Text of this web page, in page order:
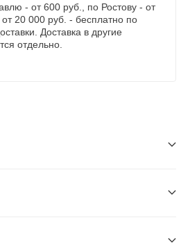
- от 600 руб., по Ростову - от
20 000 руб. - бесплатно по
Доставка в другие
отдельно.